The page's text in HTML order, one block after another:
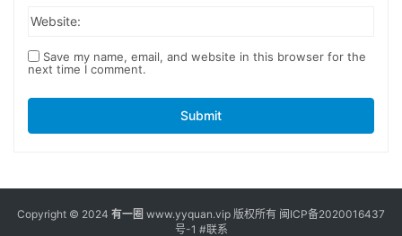
Website:
Save my name, email, and website in this browser for the
next time I comment.
Submit
Copyright © 2024 有一圈 www.yyquan.vip 版权所有 闽ICP备2020016437
号-1 #联系